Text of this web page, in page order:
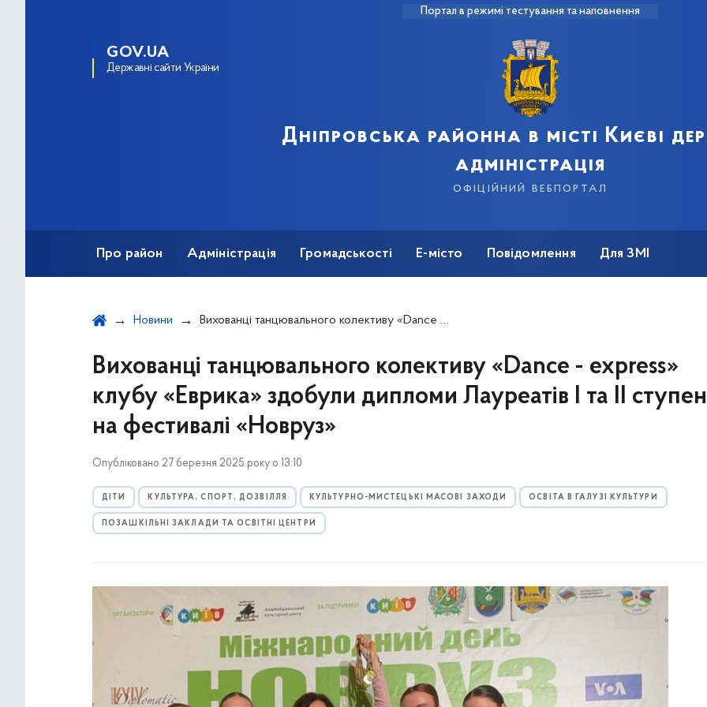
Портал в режимі тестування та наповнення
GOV.UA
Державні сайти України
Дніпровська районна в місті Києві
адміністрація
офіційний вебпортал
Про район Адміністрація Громадськості Е-місто Повідомлення Для ЗМІ
Новини Вихованці танцювального колективу «Dance - express» клубу «Еврика» здобули дипломи Лауреатів І та ІІ ступенів на фестивалі «Новруз»
Вихованці танцювального колективу «Dance - express»
клубу «Еврика» здобули дипломи Лауреатів І та ІІ
на фестивалі «Новруз»
Опубліковано 27 березня 2025 року о 13:10
ДІТИ КУЛЬТУРА, СПОРТ, ДОЗВІЛЛЯ КУЛЬТУРНО-МИСТЕЦЬКІ МАСОВІ ЗАХОДИ ОСВІТА В ГАЛУЗІ КУЛЬТУРИ
ПОЗАШКІЛЬНІ ЗАКЛАДИ ТА ОСВІТНІ ЦЕНТРИ